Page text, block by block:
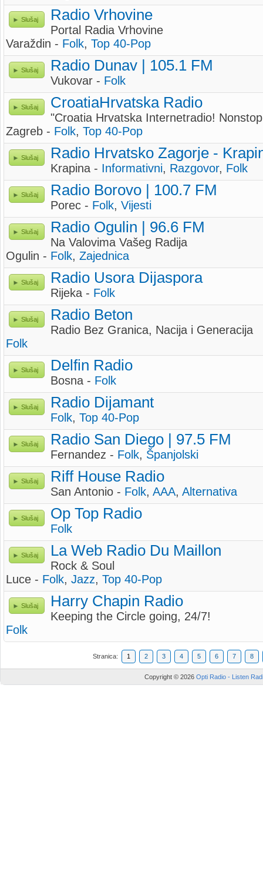
Slušaj Radio Vrhovine
Portal Radia Vrhovine
Varaždin - Folk, Top 40-Pop
Slušaj Radio Dunav | 105.1 FM
Vukovar - Folk
Slušaj CroatiaHrvatska Radio
"Croatia Hrvatska Internetradio!
Zagreb - Folk, Top 40-Pop
Slušaj Radio Hrvatsko Zagorje -
Krapina - Informativni, Razgovor, Folk
Slušaj Radio Borovo | 100.7 FM
Porec - Folk, Vijesti
Slušaj Radio Ogulin | 96.6 FM
Na Valovima Vašeg Radija
Ogulin - Folk, Zajednica
Slušaj Radio Usora Dijaspora
Rijeka - Folk
Slušaj Radio Beton
Radio Bez Granica, Nacija i Generacija
Folk
Slušaj Delfin Radio
Bosna - Folk
Slušaj Radio Dijamant
Folk, Top 40-Pop
Slušaj Radio San Diego | 97.5 FM
Fernandez - Folk, Španjolski
Slušaj Riff House Radio
San Antonio - Folk, AAA, Alternativa
Slušaj Op Top Radio
Folk
Slušaj La Web Radio Du Maillon
Rock & Soul
Luce - Folk, Jazz, Top 40-Pop
Slušaj Harry Chapin Radio
Keeping the Circle going, 24/7!
Folk
Stranica: 1 2 3 4 5 6 7 8
Copyright © 2026 Opti Radio - Listen